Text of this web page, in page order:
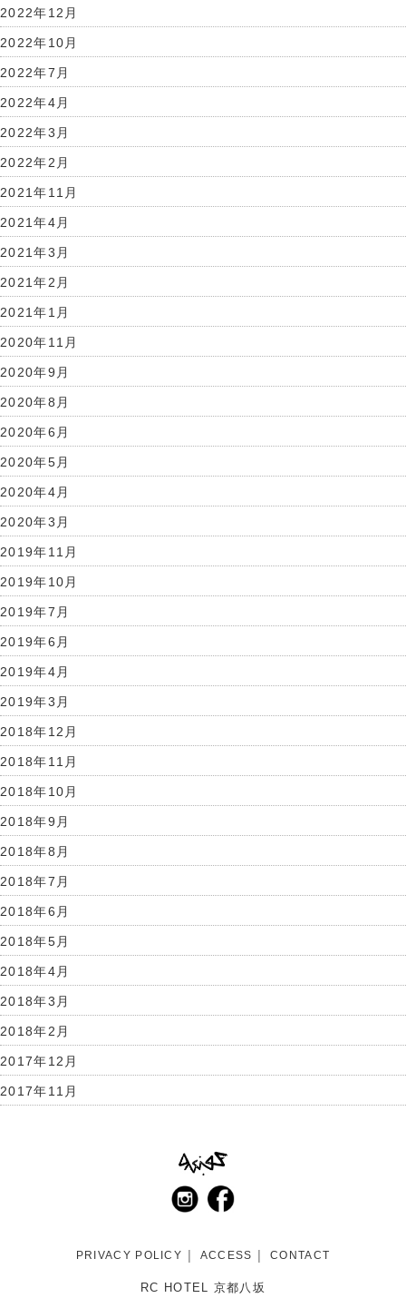
2022年12月
2022年10月
2022年7月
2022年4月
2022年3月
2022年2月
2021年11月
2021年4月
2021年3月
2021年2月
2021年1月
2020年11月
2020年9月
2020年8月
2020年6月
2020年5月
2020年4月
2020年3月
2019年11月
2019年10月
2019年7月
2019年6月
2019年4月
2019年3月
2018年12月
2018年11月
2018年10月
2018年9月
2018年8月
2018年7月
2018年6月
2018年5月
2018年4月
2018年3月
2018年2月
2017年12月
2017年11月
PRIVACY POLICY ACCESS CONTACT
RC HOTEL 京都八坂